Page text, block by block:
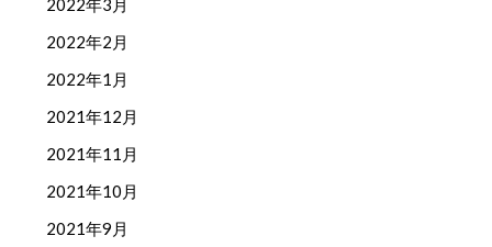
2022年3月
2022年2月
2022年1月
2021年12月
2021年11月
2021年10月
2021年9月